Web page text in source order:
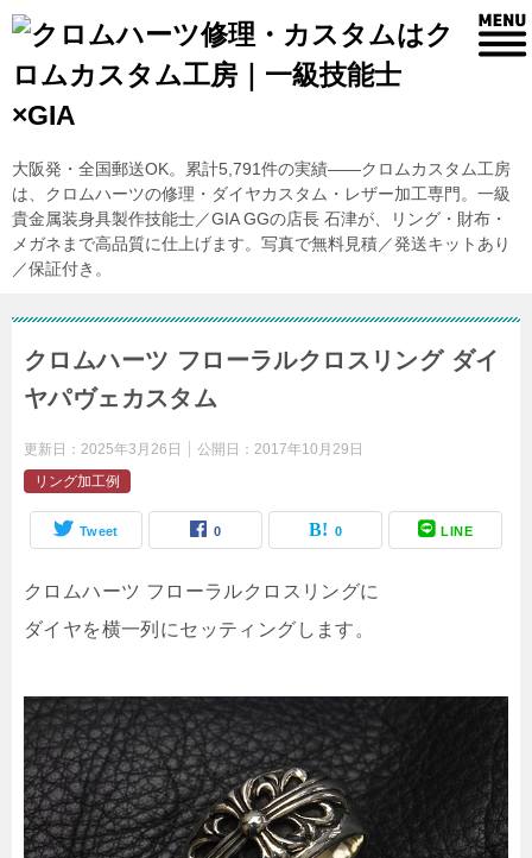
大阪発・全国郵送OK。累計5,791件の実績——クロムカスタム工房
は、クロムハーツの修理・ダイヤカスタム・レザー加工専門。一級
貴金属装身具製作技能士／GIA GGの店長 石津が、リング・財布・
メガネまで高品質に仕上げます。写真で無料見積／発送キットあり
／保証付き。
クロムハーツ フローラルクロスリング ダイ
ヤパヴェカスタム
更新日： 2025年3月26日 公開日： 2017年10月29日
リング加工例
Tweet 0 0 LINE
クロムハーツ フローラルクロスリングに
ダイヤを横一列にセッティングします。